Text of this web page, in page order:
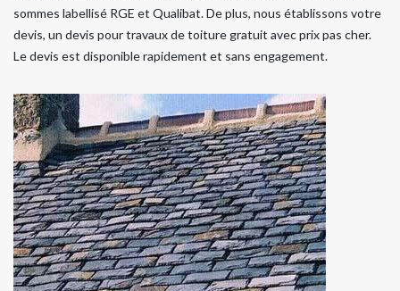
sommes labellisé RGE et Qualibat. De plus, nous établissons votre
devis, un devis pour travaux de toiture gratuit avec prix pas cher.
Le devis est disponible rapidement et sans engagement.